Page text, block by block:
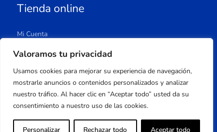
Valoramos tu privacidad
Usamos cookies para mejorar su experiencia de navegación,
mostrarle anuncios o contenidos personalizados y analizar
nuestro tráfico. Al hacer clic en “Aceptar todo” usted da su
consentimiento a nuestro uso de las cookies.
Personalizar Rechazar todo Aceptar todo
Tienda online
Mi Cuenta
Carrito
Lista De Deseos
Copyright © 2023 Apuleyo Ediciones | Desarrollo